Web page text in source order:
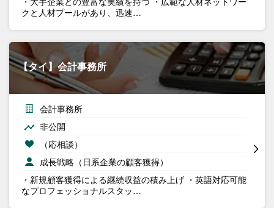
クと人材プールがあり、迅速…
【タイ】会計事務所
会計事務所
非公開
（応相談）
成長戦略（日系企業の顧客獲得）
・新規顧客獲得による継続収益の積み上げ ・英語対応可能
なプロフェッショナルスタッ…